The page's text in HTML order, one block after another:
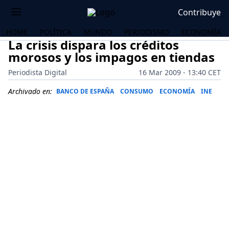
Contribuye
HOME POLÍTICA MUNDO PERIODISMO ECONOMÍA
La crisis dispara los créditos
morosos y los impagos en tiendas
Periodista Digital
16 Mar 2009 - 13:40 CET
Archivado en: BANCO DE ESPAÑA CONSUMO ECONOMÍA INE